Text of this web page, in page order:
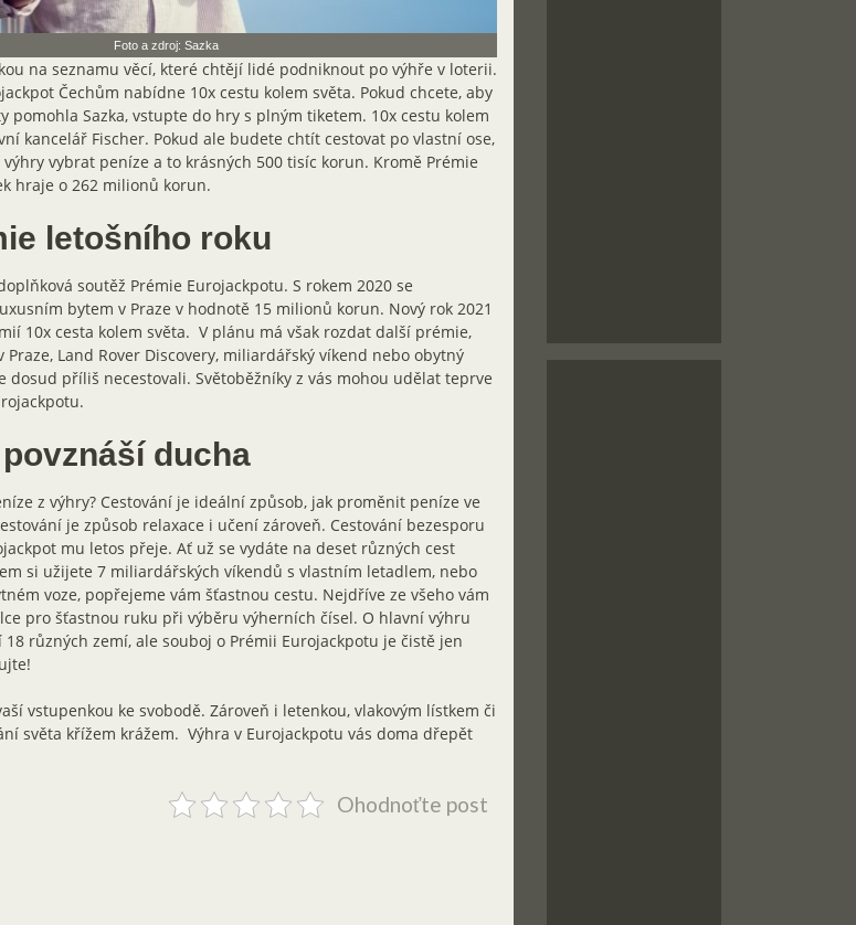
Foto a zdroj: Sazka
na seznamu věcí, které chtějí lidé podniknout po výhře v loterii.
Čechům nabídne 10x cestu kolem světa. Pokud chcete, aby
pomohla Sazka, vstupte do hry s plným tiketem. 10x cestu kolem
kancelář Fischer. Pokud ale budete chtít cestovat po vlastní ose,
vybrat peníze a to krásných 500 tisíc korun. Kromě Prémie
hraje o 262 milionů korun.
letošního roku
soutěž Prémie Eurojackpotu. S rokem 2020 se
bytem v Praze v hodnotě 15 milionů korun. Nový rok 2021
10x cesta kolem světa. V plánu má však rozdat další prémie,
Land Rover Discovery, miliardářský víkend nebo obytný
dosud příliš necestovali. Světoběžníky z vás mohou udělat teprve
ducha
z výhry? Cestování je ideální způsob, jak proměnit peníze ve
je způsob relaxace i učení zároveň. Cestování bezesporu
mu letos přeje. Ať už se vydáte na deset různých cest
si užijete 7 miliardářských víkendů s vlastním letadlem, nebo
voze, popřejeme vám šťastnou cestu. Nejdříve ze všeho vám
pro šťastnou ruku při výběru výherních čísel. O hlavní výhru
různých zemí, ale souboj o Prémii Eurojackpotu je čistě jen
vstupenkou ke svobodě. Zároveň i letenkou, vlakovým lístkem či
světa křížem krážem. Výhra v Eurojackpotu vás doma dřepět
Ohodnoťte post